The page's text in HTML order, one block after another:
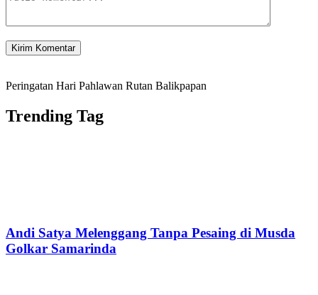
Peringatan Hari Pahlawan Rutan Balikpapan
Trending Tag
Andi Satya Melenggang Tanpa Pesaing di Musda
Golkar Samarinda